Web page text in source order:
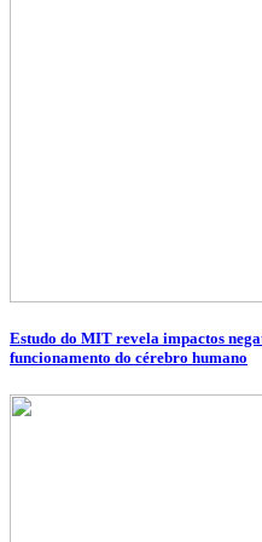
Estudo do MIT revela impactos
funcionamento do cérebro humano